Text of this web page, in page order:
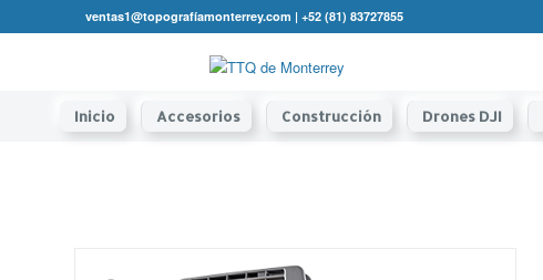
ventas1@topografíamonterrey.com | +52 (81) 83727855
Inicio Accesorios Construcción Drones DJI